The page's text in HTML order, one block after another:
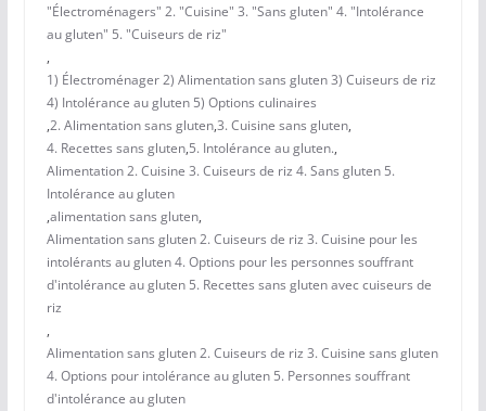
"Électroménagers" 2. "Cuisine" 3. "Sans gluten" 4. "Intolérance
au gluten" 5. "Cuiseurs de riz"
,
1) Électroménager 2) Alimentation sans gluten 3) Cuiseurs de riz
4) Intolérance au gluten 5) Options culinaires
,2. Alimentation sans gluten,3. Cuisine sans gluten,
4. Recettes sans gluten,5. Intolérance au gluten.,
Alimentation 2. Cuisine 3. Cuiseurs de riz 4. Sans gluten 5.
Intolérance au gluten
,alimentation sans gluten,
Alimentation sans gluten 2. Cuiseurs de riz 3. Cuisine pour les
intolérants au gluten 4. Options pour les personnes souffrant
d'intolérance au gluten 5. Recettes sans gluten avec cuiseurs de
riz
,
Alimentation sans gluten 2. Cuiseurs de riz 3. Cuisine sans gluten
4. Options pour intolérance au gluten 5. Personnes souffrant
d'intolérance au gluten